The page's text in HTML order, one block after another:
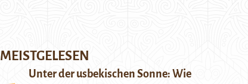
MEISTGELESEN
Unter der usbekischen Sonne: Wie